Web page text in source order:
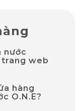
nước
web
hàng
O.N.E?